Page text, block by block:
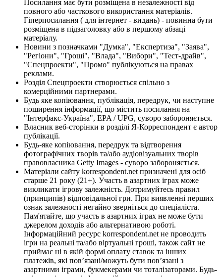
Посилання має бути розміщена в незалежності від
повного або часткового використання матеріалів.
Гіперпосилання ( для інтернет - видань) - повинна бути
розміщена в підзаголовку або в першому абзаці
матеріалу.
Новини з позначками "Думка", "Експертиза", "Заява",
"Регіони", "Гроші", "Влада", "Вибори", "Тест-драйв",
"Спецпроекти", "Промо" публікуються на правах
реклами.
Розділ Спецпроекти створюється спільно з
комерційними партнерами.
Будь яке копіювання, публікація, передрук, чи наступне
поширення інформації, що містить посилання на
"Інтерфакс-Україна", EPA / UPG, суворо забороняється.
Власник веб-сторінки в розділі Я-Корреспондент є автор
публікації.
Будь-яке копіювання, передрук та відтворення
фотографічних творів та/або аудіовізуальних творів
правовласника Getty Images - суворо забороняється.
Матеріали сайту korrespondent.net призначені для осіб
старше 21 року (21+). Участь в азартних іграх може
викликати ігрову залежність. Дотримуйтесь правил
(принципів) відповідальної гри. При виявленні перших
ознак залежності негайно зверніться до спеціаліста.
Пам'ятайте, що участь в азартних іграх не може бути
джерелом доходів або альтернативою роботі.
Інформаційний ресурс korrespondent.net не проводить
ігри на реальні та/або віртуальні гроші, також сайт не
приймає ні в якій формі оплату ставок та інших
платежів, які пов’язані/можуть бути пов’язані з
азартними іграми, букмекерами чи тоталізаторами. Будь-